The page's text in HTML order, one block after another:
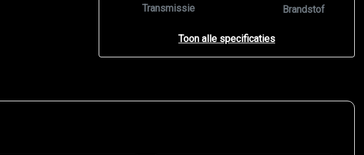
Transmissie
Brandstof
Toon alle specificaties